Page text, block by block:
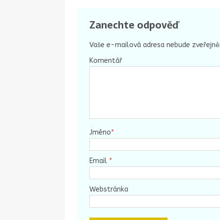
Zanechte odpověď
Vaše e-mailová adresa nebude
Komentář
Jméno*
Email *
Webstránka